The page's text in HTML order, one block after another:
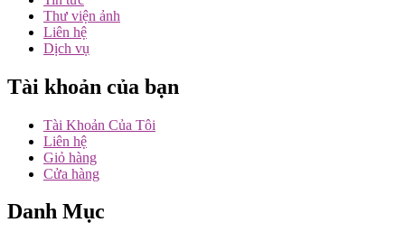
Thư viện ảnh
Liên hệ
Dịch vụ
Tài khoản của bạn
Tài Khoản Của Tôi
Liên hệ
Giỏ hàng
Cửa hàng
Danh Mục